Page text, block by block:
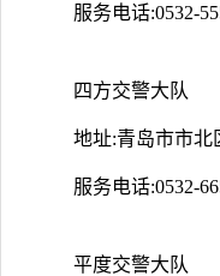
服务电话:0532-
四方交警大队
地址:青岛市市北
服务电话:0532-
平度交警大队